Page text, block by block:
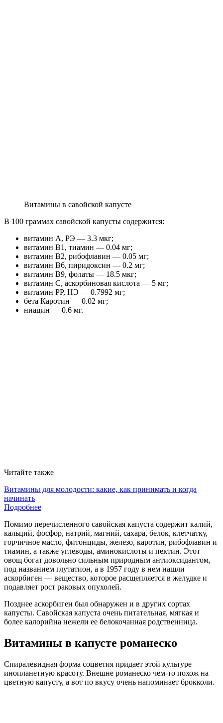
Витамины в савойской капусте
В 100 граммах савойской капусты содержится:
витамин А, РЭ — 3.3 мкг;
витамин В1, тиамин — 0.04 мг;
витамин В2, рибофлавин — 0.05 мг;
витамин В6, пиридоксин — 0.2 мг;
витамин В9, фолаты — 18.5 мкг;
витамин C, аскорбиновая кислота — 5 мг;
витамин РР, НЭ — 0.7992 мг;
бета Каротин — 0.02 мг;
ниацин — 0.6 мг.
Читайте также
Витамины для молодости: какие, как принимать и когда
начинать
Подробнее
Помимо перечисленного савойская капуста содержит калий,
кальций, фосфор, натрий, магний, сахара, белок, клетчатку,
горчичное масло, фитонциды, железо, каротин, рибофлавин и
тиамин, а также углеводы, аминокислоты и пектин. Этот
овощ богат довольно сильным природным антиоксидантом,
под названием глутатион, а в 1957 году в нем нашли
аскорбиген — вещество, которое расщепляется в желудке и
подавляет рост раковых опухолей.
Позднее аскорбиген был обнаружен и в других сортах
капусты. Савойская капуста очень питательная, мягкая и
более калорийна нежели ее белокочанная родственница.
Витамины в капусте романеско
Спиралевидная форма соцветия придает этой культуре
инопланетную красоту. Внешне романеско чем-то похож на
цветную капусту, а вот по вкусу очень напоминает брокколи.